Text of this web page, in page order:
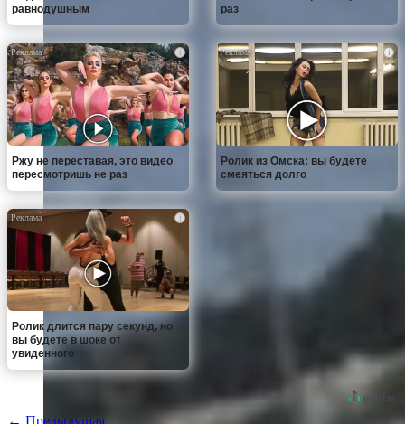
равнодушным
раз
i
Ржу не переставая, это видео
пересмотришь не раз
i
Ролик из Омска: вы будете
смеяться долго
i
Ролик длится пару секунд, но
вы будете в шоке от
увиденного
← Предыдущая